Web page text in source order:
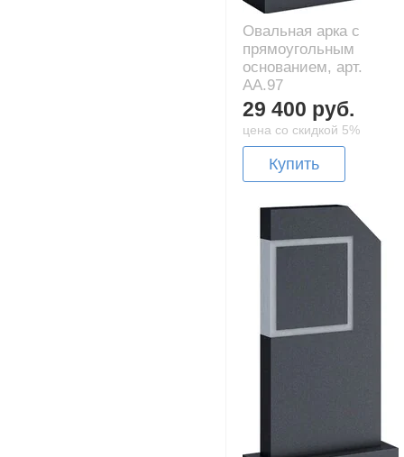
Овальная арка с
прямоугольным
основанием, арт.
AA.97
29 400 руб.
цена со скидкой 5%
Купить